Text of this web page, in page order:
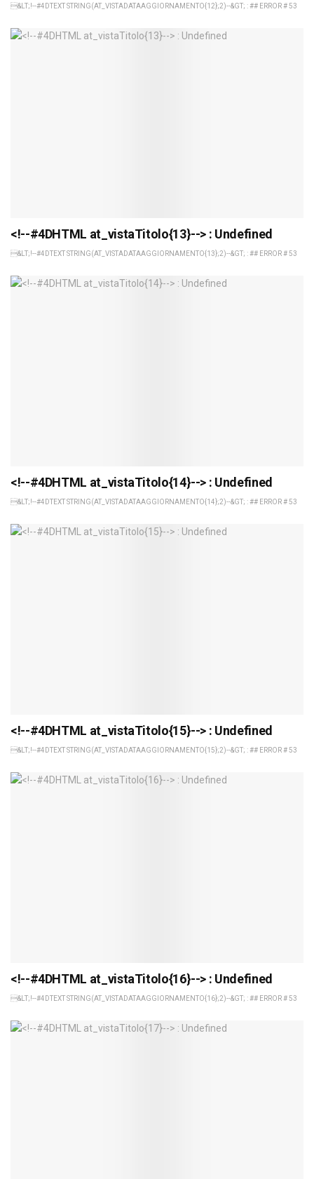
&LT;!--#4DTEXT STRING(AT_VISTADATAAGGIORNAMENTO{12};2)--&GT; : ## ERROR # 53
<!--#4DHTML at_vistaTitolo{13}--> : Undefined
&LT;!--#4DTEXT STRING(AT_VISTADATAAGGIORNAMENTO{13};2)--&GT; : ## ERROR # 53
<!--#4DHTML at_vistaTitolo{14}--> : Undefined
&LT;!--#4DTEXT STRING(AT_VISTADATAAGGIORNAMENTO{14};2)--&GT; : ## ERROR # 53
<!--#4DHTML at_vistaTitolo{15}--> : Undefined
&LT;!--#4DTEXT STRING(AT_VISTADATAAGGIORNAMENTO{15};2)--&GT; : ## ERROR # 53
<!--#4DHTML at_vistaTitolo{16}--> : Undefined
&LT;!--#4DTEXT STRING(AT_VISTADATAAGGIORNAMENTO{16};2)--&GT; : ## ERROR # 53